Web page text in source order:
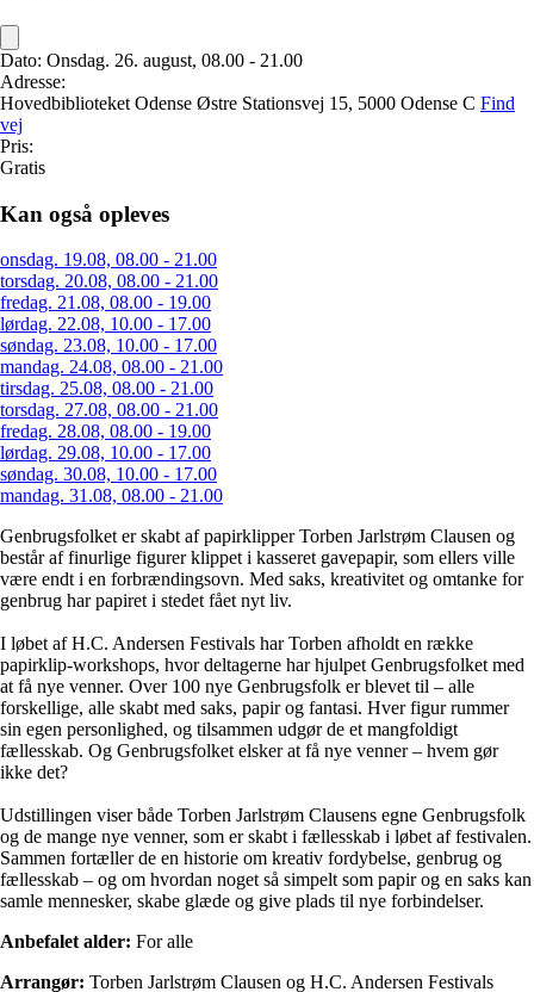
Dato: Onsdag. 26. august, 08.00 - 21.00
Adresse:
Hovedbiblioteket Odense Østre Stationsvej 15, 5000 Odense C Find
vej
Pris:
Gratis
Kan også opleves
onsdag. 19.08, 08.00 - 21.00
torsdag. 20.08, 08.00 - 21.00
fredag. 21.08, 08.00 - 19.00
lørdag. 22.08, 10.00 - 17.00
søndag. 23.08, 10.00 - 17.00
mandag. 24.08, 08.00 - 21.00
tirsdag. 25.08, 08.00 - 21.00
torsdag. 27.08, 08.00 - 21.00
fredag. 28.08, 08.00 - 19.00
lørdag. 29.08, 10.00 - 17.00
søndag. 30.08, 10.00 - 17.00
mandag. 31.08, 08.00 - 21.00
Genbrugsfolket er skabt af papirklipper Torben Jarlstrøm Clausen og
består af finurlige figurer klippet i kasseret gavepapir, som ellers ville
være endt i en forbrændingsovn. Med saks, kreativitet og omtanke for
genbrug har papiret i stedet fået nyt liv.
I løbet af H.C. Andersen Festivals har Torben afholdt en række
papirklip-workshops, hvor deltagerne har hjulpet Genbrugsfolket med
at få nye venner. Over 100 nye Genbrugsfolk er blevet til – alle
forskellige, alle skabt med saks, papir og fantasi. Hver figur rummer
sin egen personlighed, og tilsammen udgør de et mangfoldigt
fællesskab. Og Genbrugsfolket elsker at få nye venner – hvem gør
ikke det?
Udstillingen viser både Torben Jarlstrøm Clausens egne Genbrugsfolk
og de mange nye venner, som er skabt i fællesskab i løbet af festivalen.
Sammen fortæller de en historie om kreativ fordybelse, genbrug og
fællesskab – og om hvordan noget så simpelt som papir og en saks kan
samle mennesker, skabe glæde og give plads til nye forbindelser.
Anbefalet alder: For alle
Arrangør: Torben Jarlstrøm Clausen og H.C. Andersen Festivals